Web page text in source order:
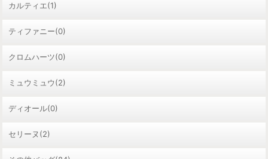
カルティエ(1)
ティファニー(0)
クロムハーツ(0)
ミュウミュウ(2)
ディオール(0)
セリーヌ(2)